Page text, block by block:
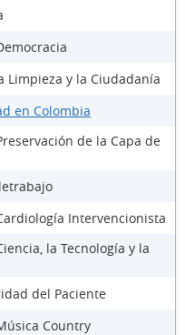
Limpieza y la Ciudadanía
en Colombia
de la Capa de
Intervencionista
la Tecnología y la
del Paciente
Country